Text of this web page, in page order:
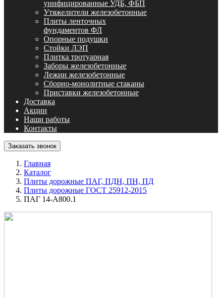
унифицированные УДБ, ФБП
Утяжелители железобетонные
Плиты ленточных
фундаментов ФЛ
Опорные подушки
Стойки ЛЭП
Плитка тротуарная
Заборы железобетонные
Лежни железобетонные
Сборно-монолитные стаканы
Приставки железобетонные
Доставка
Акции
Наши работы
Контакты
Заказать звонок
Главная
Каталог
Плиты дорожные ПАГ, ПДН, ПН, ПД
Плиты дорожные ГОСТ 25912-2015
ПАГ 14-А800.1